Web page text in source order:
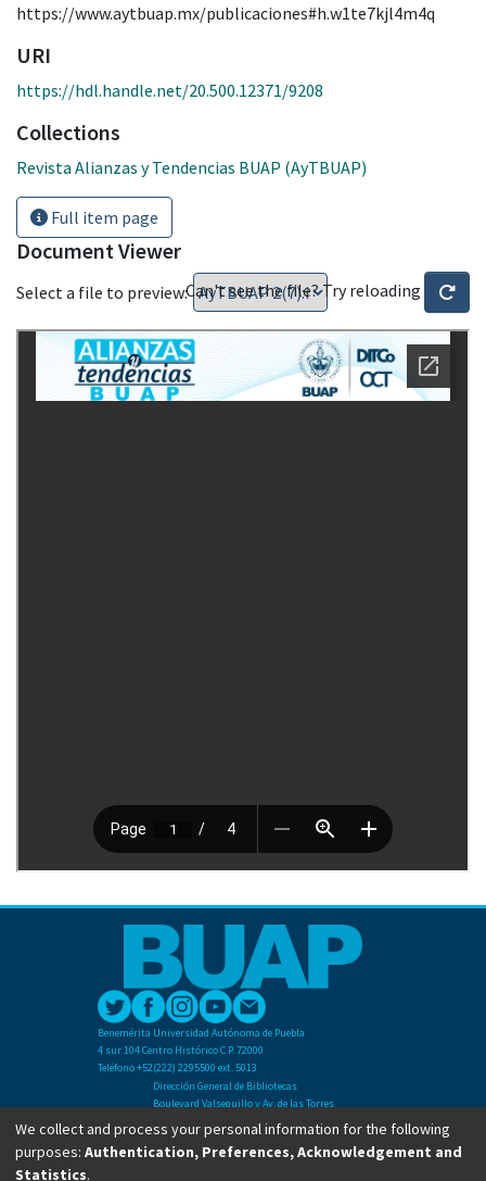
https://www.aytbuap.mx/publicaciones#h.w1te7kjl4m4q
URI
https://hdl.handle.net/20.500.12371/9208
Collections
Revista Alianzas y Tendencias BUAP (AyTBUAP)
Full item page
Document Viewer
Select a file to preview:Can't see the file? Try reloading
Benemérita Universidad Autónoma de Puebla
4 sur 104 Centro Histórico C.P. 72000
Teléfono +52(222) 2295500 ext. 5013
Dirección General de Bibliotecas
Boulevard Valsequillo y Av. de las Torres
Ciudad Universitaria. Col. San Manuel
C.P. 72570
Teléfono +52 (222) 2295500 Ext 2901
We collect and process your personal information for the following
purposes: Authentication, Preferences, Acknowledgement and
Statistics.